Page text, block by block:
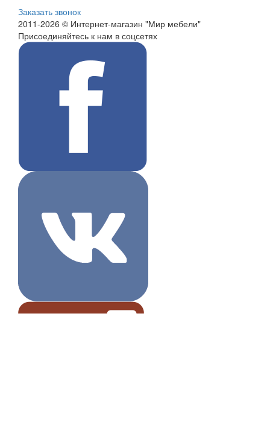
Заказать звонок
2011-2026 © Интернет-магазин "Мир мебели"
Присоединяйтесь к нам в соцсетях